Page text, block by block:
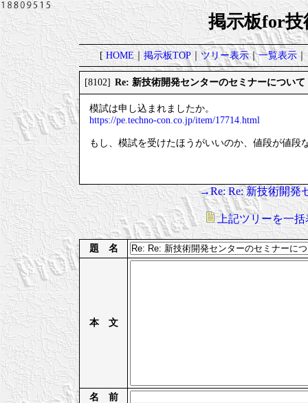
掲示板for技
[HOME｜掲示板TOP｜ツリー表示｜一覧表示｜
[8102] Re: 新技術開発センターのセミナーについて
模試は申し込まれましたか。
https://pe.techno-con.co.jp/item/17714.html
もし、模試を受けたほうがいいのか、値段が値段
→Re: Re: 新技術開発
上記ツリーを一括
題 名
本 文
名 前